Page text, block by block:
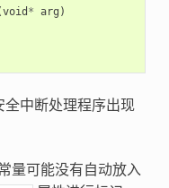
void * arg )
全中断处理程序出现
量可能没有自动放入